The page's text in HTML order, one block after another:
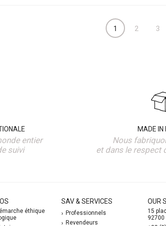
1 2 3
entier
suivi
MADE IN
Nous
et dans le respect
éthique
SAV & SERVICES
Professionnels
Revendeurs
OUR
15
92700